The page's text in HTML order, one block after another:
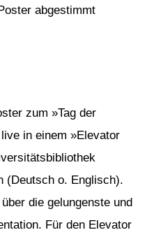
abgestimmt
zum »Tag der
in einem »Elevator
(Deutsch o. Englisch).
die gelungenste und
Für den Elevator